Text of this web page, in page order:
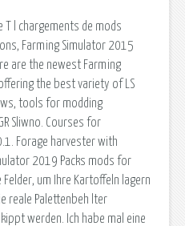
T l chargements de mods
Farming Simulator 2015
are the newest Farming
the best variety of LS
tools for modding
Sliwno. Courses for
Forage harvester with
2019 Packs mods for
um Ihre Kartoffeln lagern
reale Palettenbeh lter
werden. Ich habe mal eine